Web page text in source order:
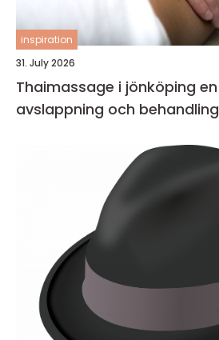
inspiration
31. July 2026
Thaimassage i jönköping en guide till
avslappning och behandling